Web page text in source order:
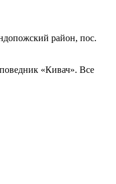
район, пос.
«Кивач». Все